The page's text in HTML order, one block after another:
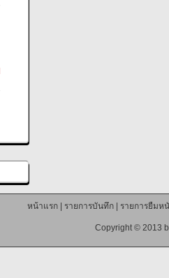
หน้าแรก| รายการบันทึก| รายการยืมห
Copyright © 2013